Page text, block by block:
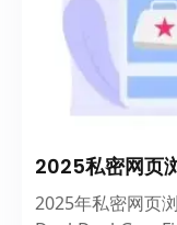
2025私密网页
2025年私密网页